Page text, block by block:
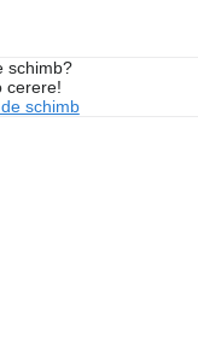
schimb?
cerere!
schimb